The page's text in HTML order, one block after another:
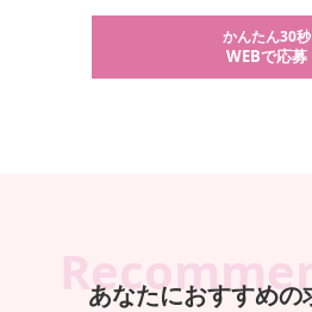
かんたん30秒
WEBで応募
あなたにおすすめの